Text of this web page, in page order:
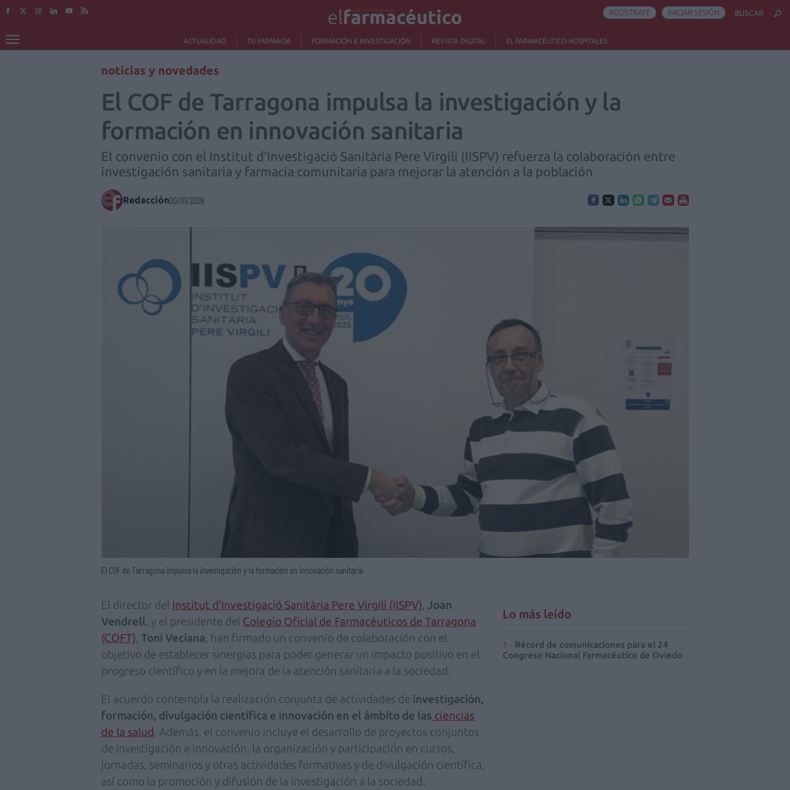
ACTUALIDAD TU FARMACIA FORMACIÓN E INVESTIGACIÓN REVISTA DIGITAL EL FARMACÉUTICO HOSPITALES
REGÍSTRATE INICIAR SESIÓN BUSCAR
noticias y novedades
El COF de Tarragona impulsa la investigación y la
formación en innovación sanitaria
El convenio con el Institut d’Investigació Sanitària Pere Virgili (IISPV) refuerza la colaboración entre
investigación sanitaria y farmacia comunitaria para mejorar la atención a la población
Redacción20/01/2026
El COF de Tarragona impulsa la investigación y la formación en innovación sanitaria
El director del Institut d’Investigació Sanitària Pere Virgili (IISPV), Joan
Vendrell, y el presidente del Colegio Oficial de Farmacéuticos de Tarragona
(COFT), Toni Veciana, han firmado un convenio de colaboración con el
objetivo de establecer sinergias para poder generar un impacto positivo en el
progreso científico y en la mejora de la atención sanitaria a la sociedad.
El acuerdo contempla la realización conjunta de actividades de investigación,
formación, divulgación científica e innovación en el ámbito de las ciencias
de la salud. Además, el convenio incluye el desarrollo de proyectos conjuntos
de investigación e innovación, la organización y participación en cursos,
jornadas, seminarios y otras actividades formativas y de divulgación científica,
así como la promoción y difusión de la investigación a la sociedad.
Lo más leído
Récord de comunicaciones para el 24
Congreso Nacional Farmacéutico de Oviedo